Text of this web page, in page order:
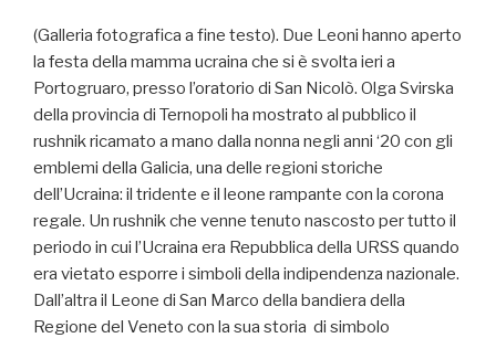
(Galleria fotografica a fine testo). Due Leoni hanno aperto
la festa della mamma ucraina che si è svolta ieri a
Portogruaro, presso l’oratorio di San Nicolò. Olga Svirska
della provincia di Ternopoli ha mostrato al pubblico il
rushnik ricamato a mano dalla nonna negli anni ‘20 con gli
emblemi della Galicia, una delle regioni storiche
dell’Ucraina: il tridente e il leone rampante con la corona
regale. Un rushnik che venne tenuto nascosto per tutto il
periodo in cui l’Ucraina era Repubblica della URSS quando
era vietato esporre i simboli della indipendenza nazionale.
Dall’altra il Leone di San Marco della bandiera della
Regione del Veneto con la sua storia di simbolo